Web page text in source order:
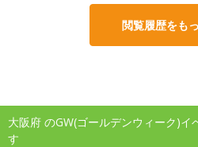
閲覧履歴をも
大阪府 のGW(ゴールデンウィーク)
す